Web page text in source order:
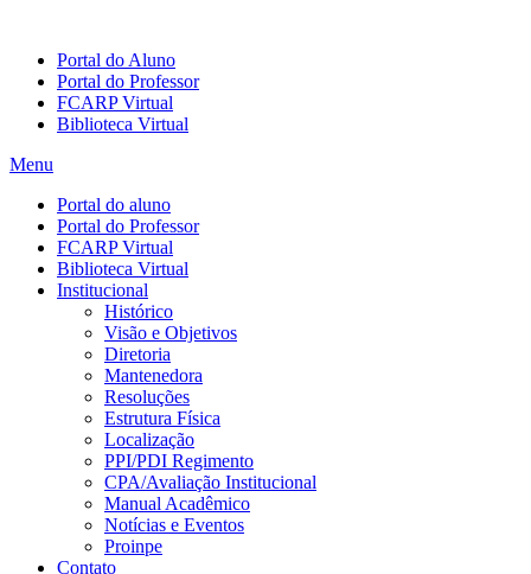
Portal do Aluno
Portal do Professor
FCARP Virtual
Biblioteca Virtual
Menu
Portal do aluno
Portal do Professor
FCARP Virtual
Biblioteca Virtual
Institucional
Histórico
Visão e Objetivos
Diretoria
Mantenedora
Resoluções
Estrutura Física
Localização
PPI/PDI Regimento
CPA/Avaliação Institucional
Manual Acadêmico
Notícias e Eventos
Proinpe
Contato